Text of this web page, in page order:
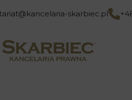
skarbiec.pl